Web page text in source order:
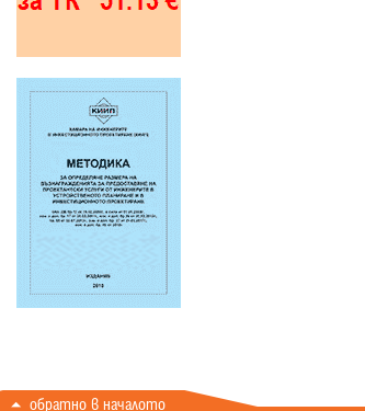
обратно в началото